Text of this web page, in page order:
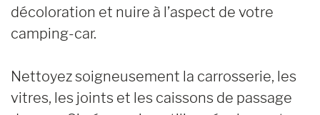
décoloration et nuire à l’aspect de votre
camping-car.
Nettoyez soigneusement la carrosserie, les
vitres, les joints et les caissons de passage